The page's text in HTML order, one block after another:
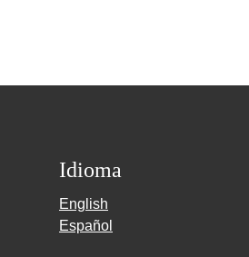
Idioma
English
Español